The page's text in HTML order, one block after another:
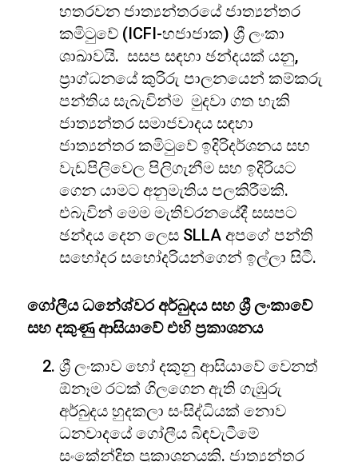
හතරවන ජාත්‍යන්තරයේ ජාත්‍යන්තර
කමිටුවේ (ICFI-හජාජාක) ශ්‍රී ලංකා
ශාඛාවයි. සසප සඳහා ඡන්දයක් යනු,
ප්‍රාග්ධනයේ කුරිරු පාලනයෙන් කම්කරු
පන්තිය සැබැවින්ම මුදවා ගත හැකි
ජාත්‍යන්තර සමාජවාදය සඳහා
ජාත්‍යන්තර කමිටුවේ ඉදිරිදර්ශනය සහ
වැඩපිලිවෙල පිලිගැනීම සහ ඉදිරියට
ගෙන යාමට අනුමැතිය පලකිරීමකි.
එබැවින් මෙම මැතිවරනයේදී සසපට
ඡන්දය දෙන ලෙස SLLA අපගේ පන්ති
සහෝදර සහෝදරියන්ගෙන් ඉල්ලා සිටී.
ගෝලීය ධනේශ්වර අර්බුදය සහ ශ්‍රී ලංකාවේ
සහ දකුණු ආසියාවේ එහි ප්‍රකාශනය
ශ්‍රී ලංකාව හෝ දකුනු ආසියාවේ වෙනත්
ඕනෑම රටක් ගිලගෙන ඇති ගැඹුරු
අර්බුදය හුදකලා සංසිද්ධියක් නොව
ධනවාදයේ ගෝලීය බිඳවැටීමේ
සංකේන්ද්‍රිත ප්‍රකාශනයකි. ජාත්‍යන්තර